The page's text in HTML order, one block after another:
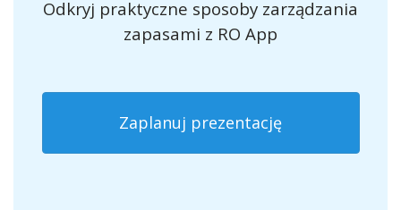
Odkryj praktyczne sposoby zarządzania
zapasami z RO App
Zaplanuj prezentację